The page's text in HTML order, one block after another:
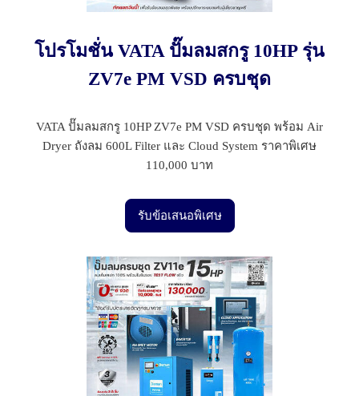
โปรโมชั่น VATA ปั๊มลมสกรู 10HP รุ่น
ZV7e PM VSD ครบชุด
VATA ปั๊มลมสกรู 10HP ZV7e PM VSD ครบชุด พร้อม Air
Dryer ถังลม 600L Filter และ Cloud System ราคาพิเศษ
110,000 บาท
รับข้อเสนอพิเศษ